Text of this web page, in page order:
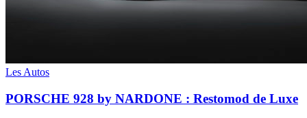
Les Autos
PORSCHE 928 by NARDONE : Restomod de Luxe